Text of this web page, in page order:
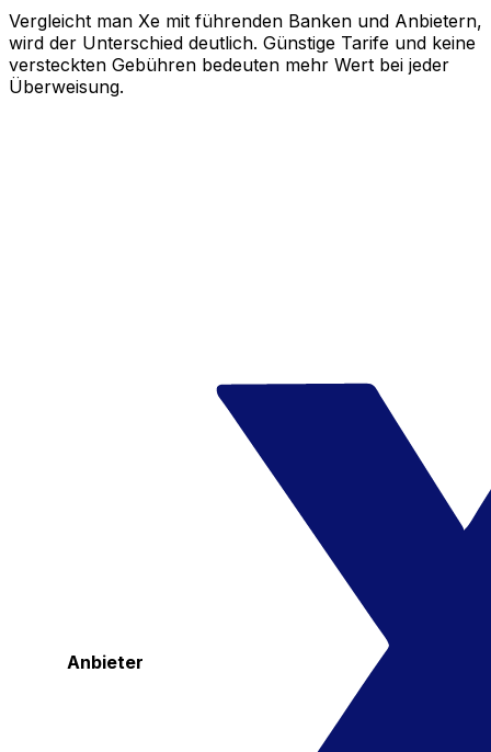
Vergleicht man Xe mit führenden Banken und Anbietern,
wird der Unterschied deutlich. Günstige Tarife und keine
versteckten Gebühren bedeuten mehr Wert bei jeder
Überweisung.
Anbieter